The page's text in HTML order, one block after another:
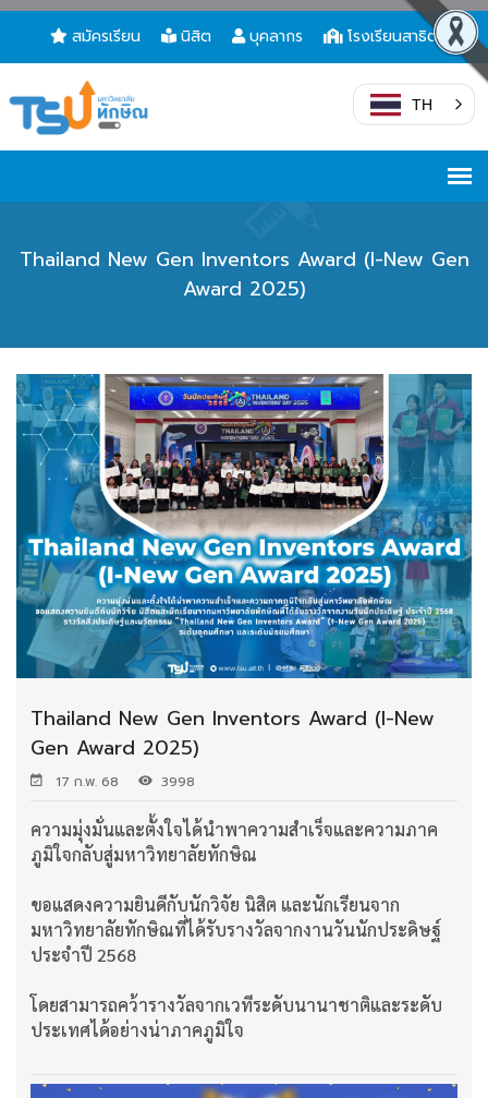
สมัครเรียน นิสิต บุคลากร โรงเรียนสาธิต
TH
Thailand New Gen Inventors Award (I-New Gen
Award 2025)
Thailand New Gen Inventors Award (I-New
Gen Award 2025)
17 ก.พ. 68 3998
ความมุ่งมั่นและตั้งใจได้นำพาความสำเร็จและความภาค
ภูมิใจกลับสู่มหาวิทยาลัยทักษิณ
ขอแสดงความยินดีกับนักวิจัย นิสิต และนักเรียนจาก
มหาวิทยาลัยทักษิณที่ได้รับรางวัลจากงานวันนักประดิษฐ์
ประจำปี 2568
โดยสามารถคว้ารางวัลจากเวทีระดับนานาชาติและระดับ
ประเทศได้อย่างน่าภาคภูมิใจ